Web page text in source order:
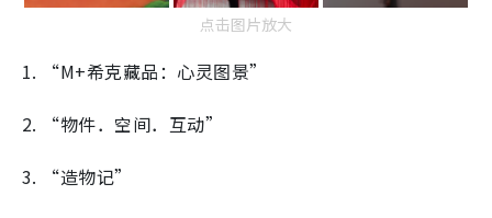
点击图片放大
1. “M+希克藏品：心灵图景”
2. “物件．空间．互动”
3. “造物记”